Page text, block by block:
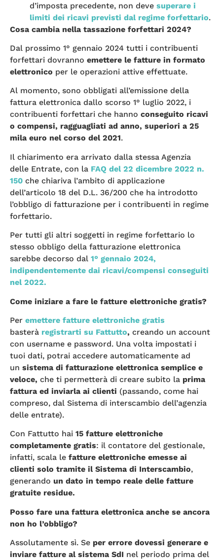
d’imposta precedente, non deve superare i
limiti dei ricavi previsti dal regime forfettario.
Cosa cambia nella tassazione forfettari 2024?
Dal prossimo 1° gennaio 2024 tutti i contribuenti
forfettari dovranno emettere le fatture in formato
elettronico per le operazioni attive effettuate.
Al momento, sono obbligati all’emissione della
fattura elettronica dallo scorso 1° luglio 2022, i
contribuenti forfettari che hanno conseguito ricavi
o compensi, ragguagliati ad anno, superiori a 25
mila euro nel corso del 2021.
Il chiarimento era arrivato dalla stessa Agenzia
delle Entrate, con la FAQ del 22 dicembre 2022 n.
150 che chiariva l’ambito di applicazione
dell’articolo 18 del D.L. 36/200 che ha introdotto
l’obbligo di fatturazione per i contribuenti in regime
forfettario.
Per tutti gli altri soggetti in regime forfettario lo
stesso obbligo della fatturazione elettronica
sarebbe decorso dal 1° gennaio 2024,
indipendentemente dai ricavi/compensi conseguiti
nel 2022.
Come iniziare a fare le fatture elettroniche gratis?
Per emettere fatture elettroniche gratis
basterà registrarti su Fattutto, creando un account
con username e password. Una volta impostati i
tuoi dati, potrai accedere automaticamente ad
un sistema di fatturazione elettronica semplice e
veloce, che ti permetterà di creare subito la prima
fattura ed inviarla ai clienti (passando, come hai
compreso, dal Sistema di interscambio dell’agenzia
delle entrate).
Con Fattutto hai 15 fatture elettroniche
completamente gratis: il contatore del gestionale,
infatti, scala le fatture elettroniche emesse ai
clienti solo tramite il Sistema di Interscambio,
generando un dato in tempo reale delle fatture
gratuite residue.
Posso fare una fattura elettronica anche se ancora
non ho l’obbligo?
Assolutamente sì. Se per errore dovessi generare e
inviare fatture al sistema SdI nel periodo prima del